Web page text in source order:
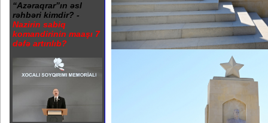
“Azəraqrar”ın əsl
rəhbəri kimdir? -
Nazirin sabiq
komandirinin maaşı 7
dəfə artırılıb?